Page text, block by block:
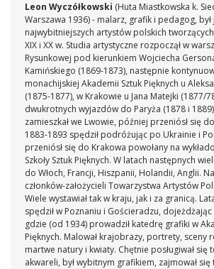
osiemdziesiątych podobna tematyka pojawia
obrazach Wyczółkowskiego, który właśnie w
mieszczańskich kompozycjach rozwijał swój
kolorysty. Obraz W loży łączy się z całym
rodzaju – z płótnami W buduarze, Ujrzałem
Obrazkiem.
Leon Wyczółkowski (Huta Miastkowska k.
Warszawa 1936) - malarz, grafik i pedagog,
najwybitniejszych artystów polskich
XIX i XX w. Studia artystyczne rozpoczął w
Rysunkowej pod kierunkiem Wojciecha
Kamińskiego (1869-1873), następnie
monachijskiej Akademii Sztuk Pięknych u
(1875-1877), w Krakowie u Jana Matejki (1877/
dwukrotnych wyjazdów do Paryża (1878 i
zamieszkał we Lwowie, później przeniósł się
1883-1893 spędził podróżując po Ukrainie i
przeniósł się do Krakowa powołany na
Szkoły Sztuk Pięknych. W latach następnych
do Włoch, Francji, Hiszpanii, Holandii, Anglii.
członków-założycieli Towarzystwa Artystów
Wiele wystawiał tak w kraju, jak i za granicą.
spędził w Poznaniu i Gościeradzu,
gdzie (od 1934) prowadził katedrę grafiki w
Pięknych. Malował krajobrazy, portrety, sceny
martwe natury i kwiaty. Chętnie posługiwał się
akwareli, był wybitnym grafikiem, zajmował się